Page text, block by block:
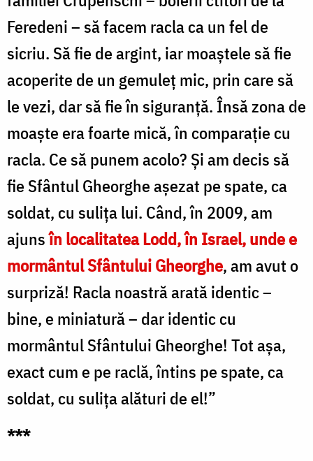
Feredeni – să facem racla ca un fel de
sicriu. Să fie de argint, iar moaștele să fie
acoperite de un gemuleț mic, prin care să
le vezi, dar să fie în siguranță. Însă zona de
moaște era foarte mică, în comparație cu
racla. Ce să punem acolo? Și am decis să
fie Sfântul Gheorghe așezat pe spate, ca
soldat, cu sulița lui. Când, în 2009, am
ajunsîn localitatea Lodd, în Israel, unde e
mormântul Sfântului Gheorghe, am avut o
surpriză! Racla noastră arată identic –
bine, e miniatură – dar identic cu
mormântul Sfântului Gheorghe! Tot așa,
exact cum e pe raclă, întins pe spate, ca
soldat, cu sulița alături de el!”
***